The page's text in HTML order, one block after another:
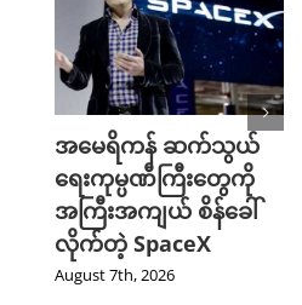
အမေရိကန် ဆက်သွယ်
ရေးကုမ္ပဏီကြီးတွေကို
အကြီးအကျယ် စိန်ခေါ်
လိုက်တဲ့ SpaceX
August 7th, 2026